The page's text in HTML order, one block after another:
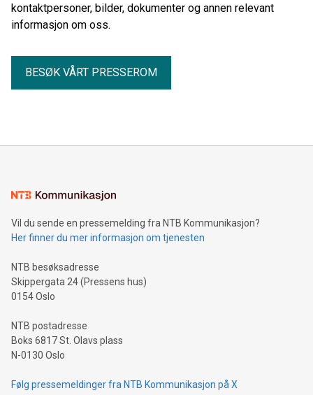
kontaktpersoner, bilder, dokumenter og annen relevant
informasjon om oss.
BESØK VÅRT PRESSEROM
Vil du sende en pressemelding fra NTB Kommunikasjon?
Her finner du mer informasjon om tjenesten
NTB besøksadresse
Skippergata 24 (Pressens hus)
0154 Oslo
NTB postadresse
Boks 6817 St. Olavs plass
N-0130 Oslo
Følg pressemeldinger fra NTB Kommunikasjon på X